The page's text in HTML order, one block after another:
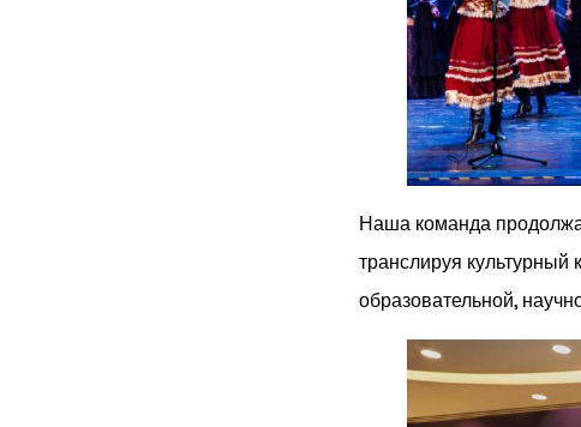
Наша команда
транслируя
образовательной,